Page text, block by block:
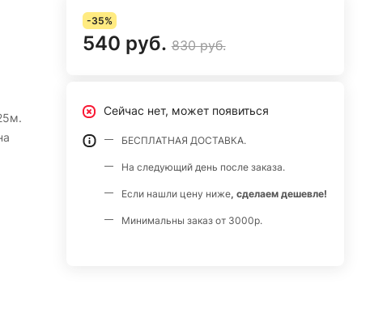
-35%
540 руб. 830 руб.
Сейчас нет, может появиться
БЕСПЛАТНАЯ ДОСТАВКА.
На следующий день после заказа.
Если нашли цену ниже, сделаем дешевле!
Минимальны заказ от 3000р.